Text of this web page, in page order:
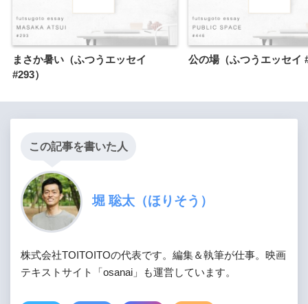
まさか暑い（ふつうエッセイ
#293）
公の場（ふつうエッセイ
この記事を書いた人
堀 聡太（ほりそう）
株式会社TOITOITOの代表です。編集＆執筆が仕事。映画
テキストサイト「osanai」も運営しています。